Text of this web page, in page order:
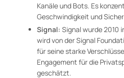
Kanäle und Bots. Es
Geschwindigkeit und
Signal: Signal wurde 2010
wird von der Signal
für seine starke
Engagement für die
geschätzt.